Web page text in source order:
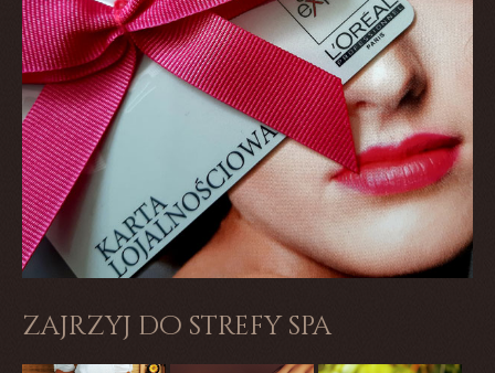
zajrzyj do strefy spa